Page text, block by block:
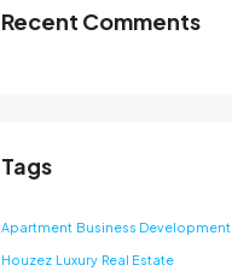
Recent Comments
Tags
Apartment Business Development
Houzez Luxury Real Estate